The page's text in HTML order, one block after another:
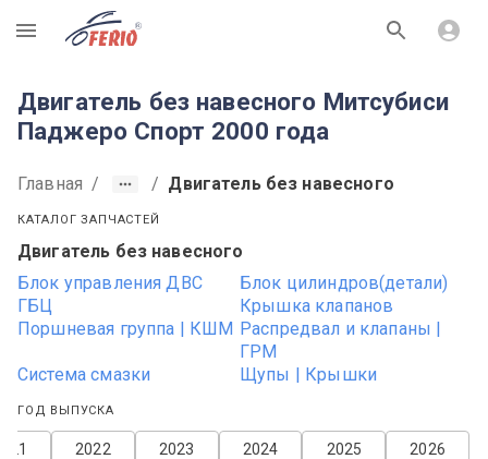
R
Двигатель без навесного Митсубиси
Паджеро Спорт 2000 года
Главная / / Двигатель без навесного
КАТАЛОГ ЗАПЧАСТЕЙ
Двигатель без навесного
Блок управления ДВС
Блок цилиндров(детали)
ГБЦ
Крышка клапанов
Поршневая группа | КШМ Распредвал и клапаны |
ГРМ
Система смазки
Щупы | Крышки
ГОД ВЫПУСКА
2026
2025
2024
2023
2022